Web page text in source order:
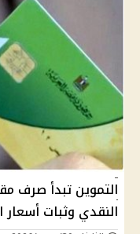
التموين تبدأ صرف
النقدي وثبات أسعار